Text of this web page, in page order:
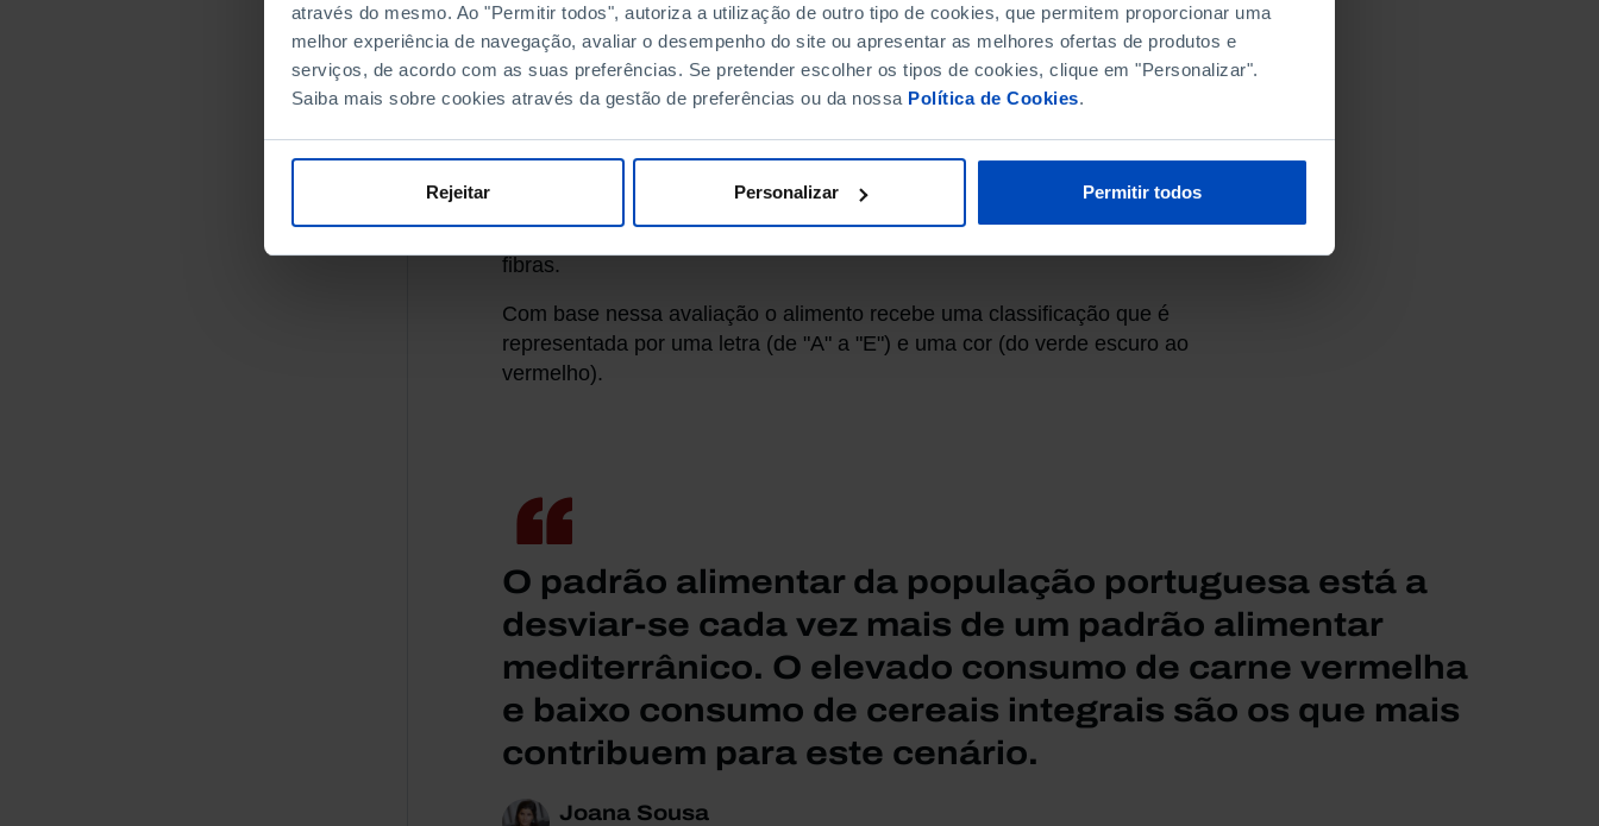
através do mesmo. Ao "Permitir todos", autoriza a utilização de outro tipo de cookies, que permitem proporcionar uma
melhor experiência de navegação, avaliar o desempenho do site ou apresentar as melhores ofertas de produtos e
serviços, de acordo com as suas preferências. Se pretender escolher os tipos de cookies, clique em "Personalizar".
Saiba mais sobre cookies através da gestão de preferências ou da nossa Política de Cookies.
Rejeitar Personalizar Permitir todos
Score é o que parece reunir o maior consenso e a melhor abordagem à
informação nutricional disponibilizada ao consumidor.
Este é um sistema de rotulagem nutricional baseado numa codificação que
nutricional de um produto. O Nutri-Score foi desenvolvido para ser de fácil
alimento com base numa fórmula que tem em consideração diversos
fibras.
Com base nessa avaliação o alimento recebe uma classificação que é
representada por uma letra (de "A" a "E") e uma cor (do verde escuro ao
vermelho).
O padrão alimentar da população portuguesa está a
desviar-se cada vez mais de um padrão alimentar
mediterrânico. O elevado consumo de carne vermelha
e baixo consumo de cereais integrais são os que mais
contribuem para este cenário.
Joana Sousa